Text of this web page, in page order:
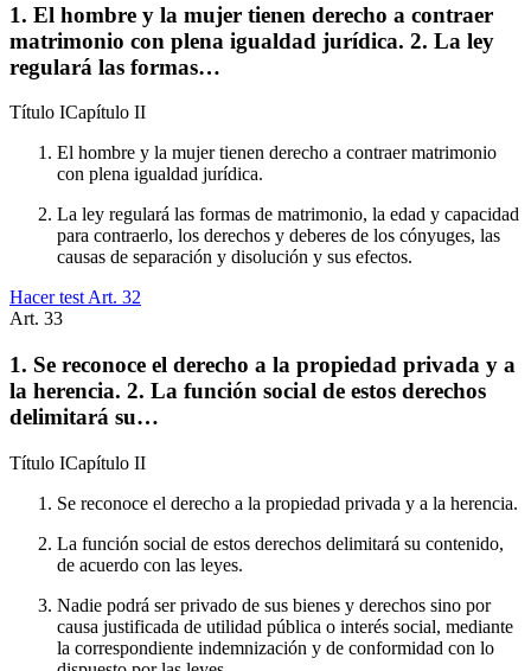
1. El hombre y la mujer tienen derecho a contraer
matrimonio con plena igualdad jurídica. 2. La ley
regulará las formas…
Título ICapítulo II
El hombre y la mujer tienen derecho a contraer matrimonio
con plena igualdad jurídica.
La ley regulará las formas de matrimonio, la edad y capacidad
para contraerlo, los derechos y deberes de los cónyuges, las
causas de separación y disolución y sus efectos.
Hacer test Art. 32
Art. 33
1. Se reconoce el derecho a la propiedad privada y a
la herencia. 2. La función social de estos derechos
delimitará su…
Título ICapítulo II
Se reconoce el derecho a la propiedad privada y a la herencia.
La función social de estos derechos delimitará su contenido,
de acuerdo con las leyes.
Nadie podrá ser privado de sus bienes y derechos sino por
causa justificada de utilidad pública o interés social, mediante
la correspondiente indemnización y de conformidad con lo